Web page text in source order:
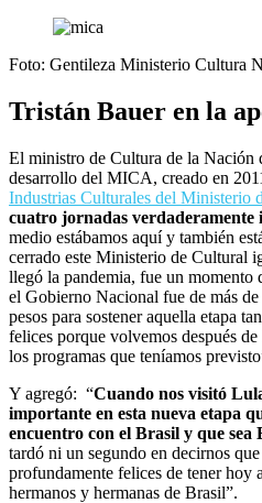
Foto: Gentileza Ministerio Cultura
Tristán Bauer en la
El ministro de Cultura de la Nación
desarrollo del MICA, creado en
Industrias Culturales del Ministerio
cuatro jornadas verdaderamente
medio estábamos aquí y también
cerrado este Ministerio de Cultural
llegó la pandemia, fue un
el Gobierno Nacional fue de más
pesos para sostener aquella etapa
felices porque volvemos después
los programas que teníamos
Y agregó: “Cuando nos visitó
importante en esta nueva etapa
encuentro con el Brasil y que sea
tardó ni un segundo en decirnos
profundamente felices de tener hoy
hermanos y hermanas de Brasil”.